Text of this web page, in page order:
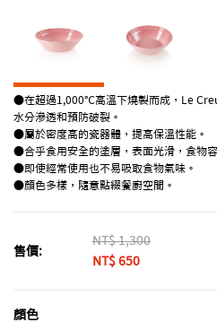
●在超過1,000℃高溫下燒製而成，Le
水分滲透和預防破裂。
●屬於密度高的瓷器體，提高保溫性能。
●合乎食用安全的塗層，表面光滑，食物
●即使經常使用也不易吸取食物氣味。
●顏色多樣，隨意點綴餐廚空間。
售價:
Price reduced from
NT$ 1,300to
NT$ 650
顏色